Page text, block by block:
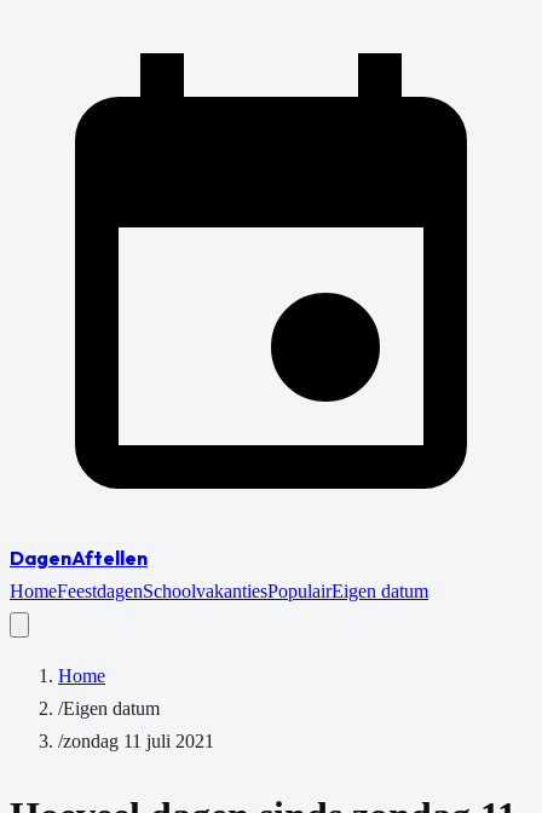
DagenAftellen
HomeFeestdagenSchoolvakantiesPopulairEigen datum
Home
/Eigen datum
/zondag 11 juli 2021